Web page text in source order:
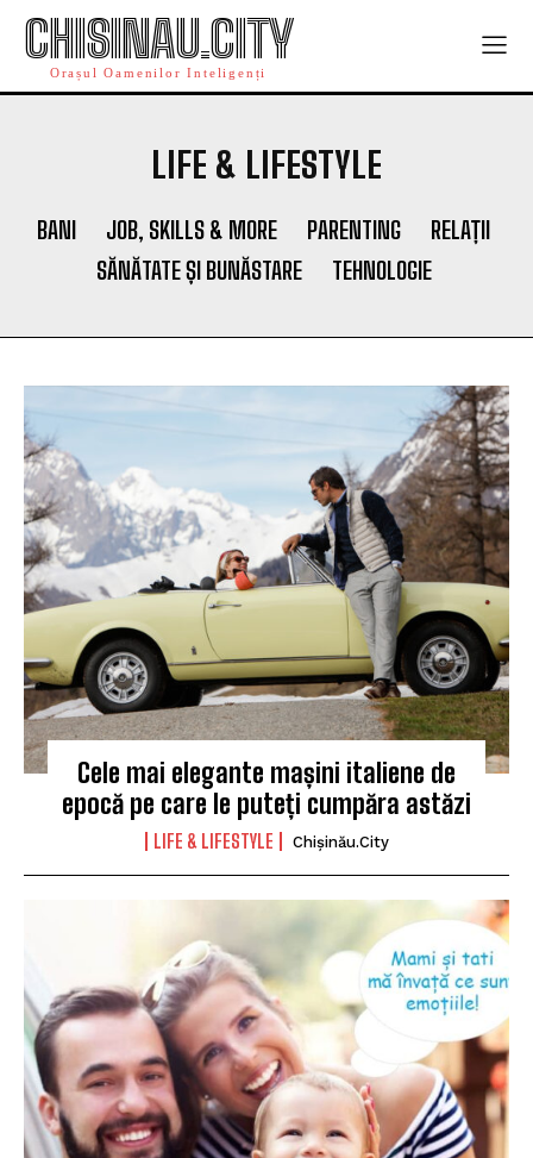
CHISINAU.CITY
Orașul Oamenilor Inteligenți
LIFE & LIFESTYLE
BANI JOB, SKILLS & MORE PARENTING
RELAȚII
SĂNĂTATE ȘI BUNĂSTARE
TEHNOLOGIE
Cele mai elegante mașini italiene de
epocă pe care le puteți cumpăra astăzi
LIFE & LIFESTYLE Chișinău.City